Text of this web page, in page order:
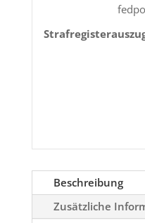
Beschreibung
Zusätzliche